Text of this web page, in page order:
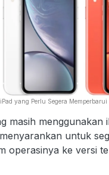
yang Perlu Segera Memperbarui
masih menggunakan
untuk
operasinya ke versi